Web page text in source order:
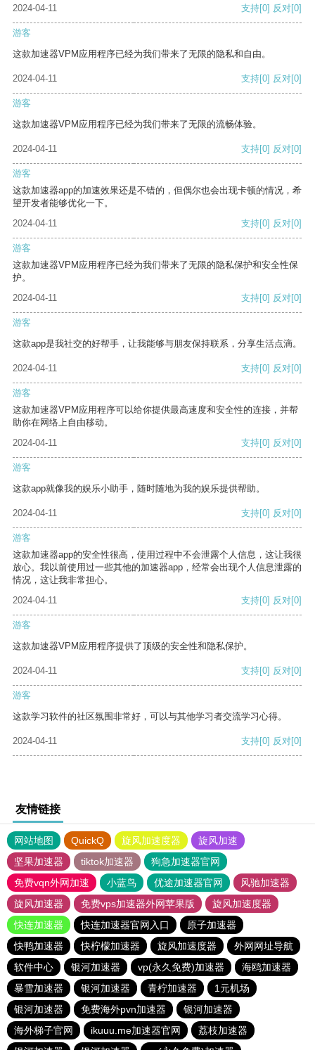
2024-04-11 支持[0] 反对[0]
游客
这款加速器VPM应用程序已经为我们带来了无限的隐私和自由。
2024-04-11 支持[0] 反对[0]
游客
这款加速器VPM应用程序已经为我们带来了无限的流畅体验。
2024-04-11 支持[0] 反对[0]
游客
这款加速器app的加速效果还是不错的，但偶尔也会出现卡顿的情况，希
望开发者能够优化一下。
2024-04-11
支持[0] 反对[0]
游客
这款加速器VPM应用程序已经为我们带来了无限的隐私保护和安全性保
护。
2024-04-11
支持[0] 反对[0]
游客
这款app是我社交的好帮手，让我能够与朋友保持联系，分享生活点滴。
2024-04-11 支持[0] 反对[0]
游客
这款加速器VPM应用程序可以给你提供最高速度和安全性的连接，并帮
助你在网络上自由移动。
2024-04-11
支持[0] 反对[0]
游客
这款app就像我的娱乐小助手，随时随地为我的娱乐提供帮助。
2024-04-11 支持[0] 反对[0]
游客
这款加速器app的安全性很高，使用过程中不会泄露个人信息，这让我很
放心。我以前使用过一些其他的加速器app，经常会出现个人信息泄露的
情况，这让我非常担心。
2024-04-11
支持[0] 反对[0]
游客
这款加速器VPM应用程序提供了顶级的安全性和隐私保护。
2024-04-11 支持[0] 反对[0]
游客
这款学习软件的社区氛围非常好，可以与其他学习者交流学习心得。
2024-04-11 支持[0] 反对[0]
友情链接
网站地图 QuickQ 旋风加速度器
旋风加速
坚果加速器
tiktok加速器
狗急加速器官网
免费vqn外网加速
小蓝鸟 优途加速器官网
风驰加速器
旋风加速器
免费vps加速器外网苹果版
旋风加速度器
快连加速器
快连加速器官网入口
原子加速器
快鸭加速器
快柠檬加速器 旋风加速度器
外网网址导航
软件中心
银河加速器 vp(永久免费)加速器
海鸥加速器
暴雪加速器
银河加速器 青柠加速器
1元机场
银河加速器
免费海外pvn加速器
银河加速器
海外梯子官网
ikuuu.me加速器官网
荔枝加速器